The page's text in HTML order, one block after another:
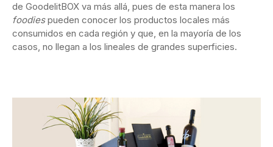
de GoodelitBOX va más allá, pues de esta manera los
foodiespueden conocer los productos locales más
consumidos en cada región y que, en la mayoría de los
casos, no llegan a los lineales de grandes superficies.